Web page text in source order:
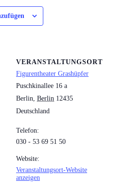
VERANSTALTUNGSORT
Figurentheater Grashüpfer
Puschkinallee 16 a
Berlin, Berlin 12435
Deutschland
Telefon:
030 - 53 69 51 50
Website:
Veranstaltungsort-Website
anzeigen